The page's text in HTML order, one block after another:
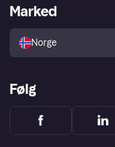
Utforsk butikker
Merchant portal
Marked
Norge
Følg